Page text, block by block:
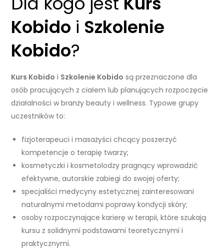
Kobido i Szkolenie
Kobido?
Kurs Kobido i Szkolenie Kobido są przeznaczone dla
osób pracujących z ciałem lub planujących rozpoczęcie
działalności w branży beauty i wellness. Typowe grupy
uczestników to:
fizjoterapeuci i masażyści chcący poszerzyć
kompetencje o terapię twarzy;
kosmetyczki i kosmetolodzy pragnący wprowadzić
efektywne, autorskie zabiegi do swojej oferty;
specjaliści medycyny estetycznej zainteresowani
naturalnymi metodami poprawy kondycji skóry;
osoby rozpoczynające karierę w terapii, które szukają
kursu z solidnymi podstawami teoretycznymi i
praktycznymi.